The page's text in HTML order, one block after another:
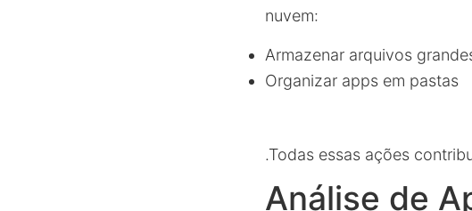
nuvem:
Armazenar arquivos
Organizar apps em pastas
.Todas essas ações
Análise de